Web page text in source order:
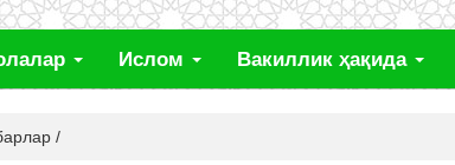
Ислом Вакиллик ҳақида
/